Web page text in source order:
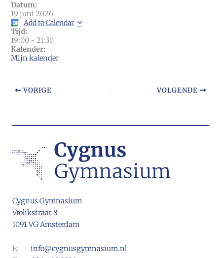
Datum:
19 juni 2026
Add to Calendar
Tijd:
19:00 -21:30
Kalender:
Mijn kalender
VORIGE VOLGENDE
Cygnus Gymnasium
Vrolikstraat 8
1091 VG Amsterdam
E: info@cygnusgymnasium.nl